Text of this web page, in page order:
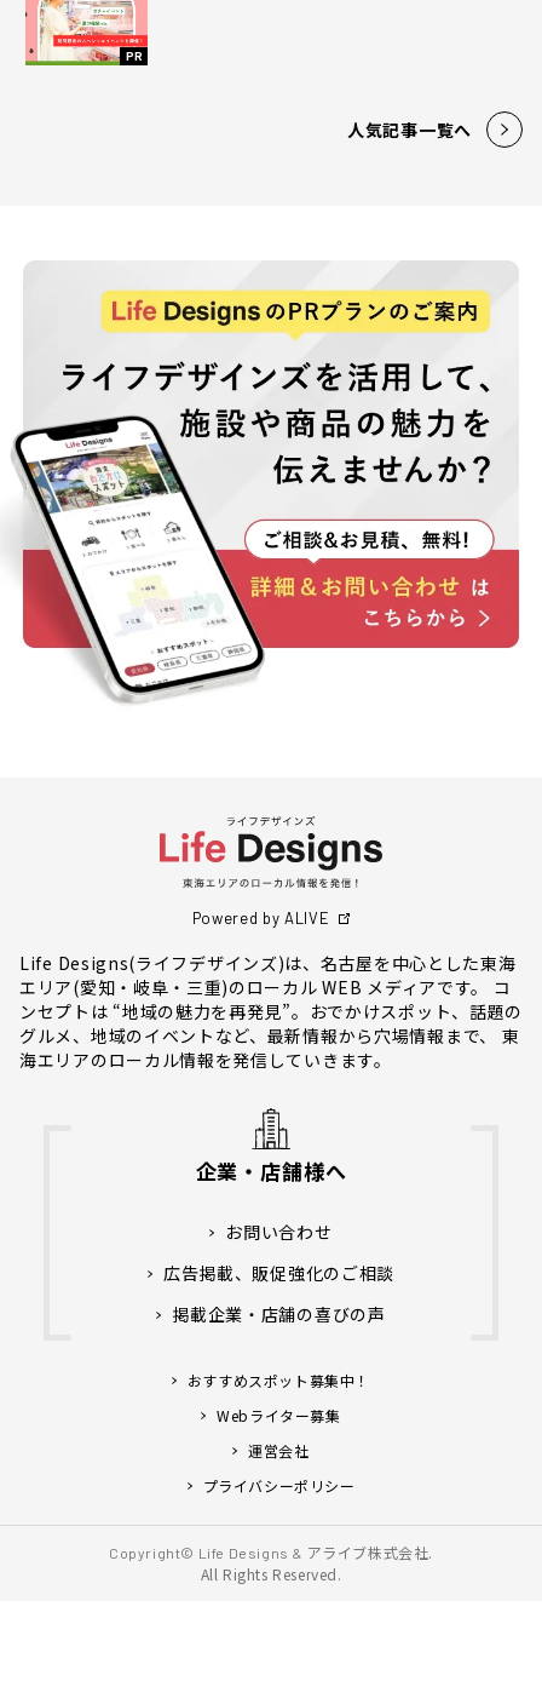
PR
人気記事一覧へ
Powered by ALIVE
Life Designs(ライフデザインズ)は、名古屋を中心とした東海
エリア(愛知・岐阜・三重)のローカル WEB メディアです。 コ
ンセプトは “地域の魅力を再発見”。おでかけスポット、話題の
グルメ、地域のイベントなど、最新情報から穴場情報まで、 東
海エリアのローカル情報を発信していきます。
企業・店舗様へ
お問い合わせ
広告掲載、販促強化のご相談
掲載企業・店舗の喜びの声
おすすめスポット募集中！
Webライター募集
運営会社
プライバシーポリシー
Copyright© Life Designs & アライブ株式会社.
All Rights Reserved.